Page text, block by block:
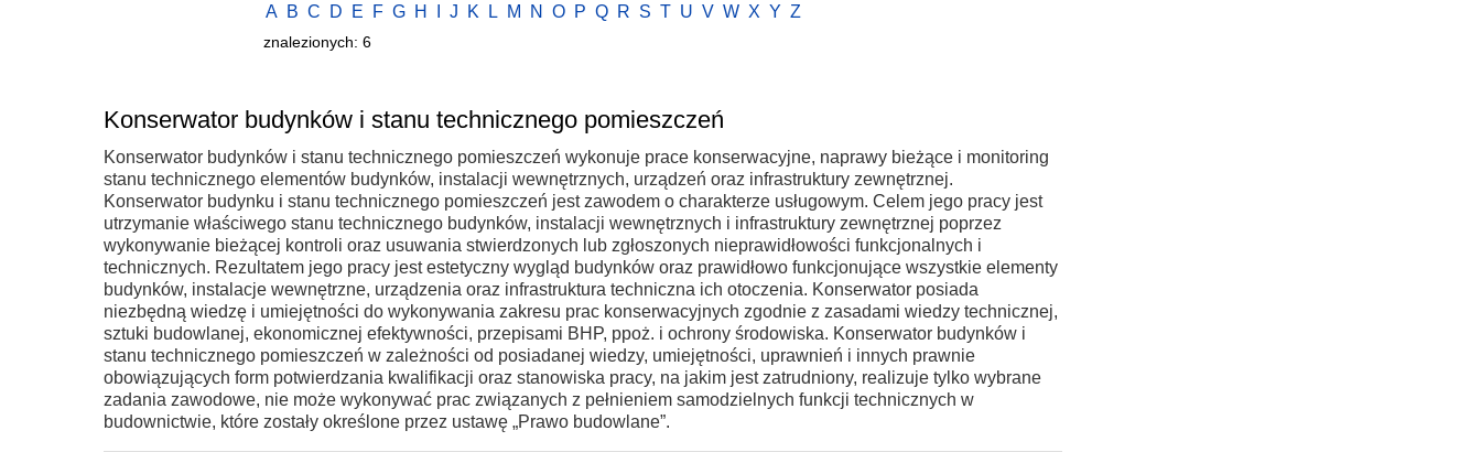
A B C D E F G H J K L M N O P Q R S T U V W X Y Z
znalezionych: 6
Konserwator budynków i stanu technicznego pomieszczeń
Konserwator budynków i stanu technicznego pomieszczeń wykonuje prace konserwacyjne, naprawy bieżące i monitoring
stanu technicznego elementów budynków, instalacji wewnętrznych, urządzeń oraz infrastruktury zewnętrznej.
Konserwator budynku i stanu technicznego pomieszczeń jest zawodem o charakterze usługowym. Celem jego pracy jest
utrzymanie właściwego stanu technicznego budynków, instalacji wewnętrznych i infrastruktury zewnętrznej poprzez
wykonywanie bieżącej kontroli oraz usuwania stwierdzonych lub zgłoszonych nieprawidłowości funkcjonalnych i
technicznych. Rezultatem jego pracy jest estetyczny wygląd budynków oraz prawidłowo funkcjonujące wszystkie elementy
budynków, instalacje wewnętrzne, urządzenia oraz infrastruktura techniczna ich otoczenia. Konserwator posiada
niezbędną wiedzę i umiejętności do wykonywania zakresu prac konserwacyjnych zgodnie z zasadami wiedzy technicznej,
sztuki budowlanej, ekonomicznej efektywności, przepisami BHP, ppoż. i ochrony środowiska. Konserwator budynków i
stanu technicznego pomieszczeń w zależności od posiadanej wiedzy, umiejętności, uprawnień i innych prawnie
obowiązujących form potwierdzania kwalifikacji oraz stanowiska pracy, na jakim jest zatrudniony, realizuje tylko wybrane
zadania zawodowe, nie może wykonywać prac związanych z pełnieniem samodzielnych funkcji technicznych w
budownictwie, które zostały określone przez ustawę „Prawo budowlane”.